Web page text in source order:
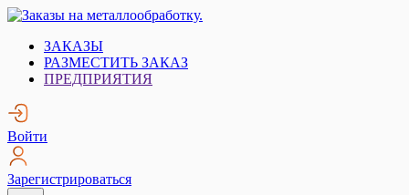
Skip
content
Заказы на металлообработку.
Металлообработка. Открытые заказы на металлообработку.
ЗАКАЗЫ
РАЗМЕСТИТЬ ЗАКАЗ
ПРЕДПРИЯТИЯ
Войти
Зарегистрироваться